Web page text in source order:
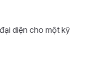
diện cho một kỹ